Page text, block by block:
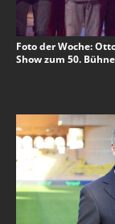
Foto der Woche:
Show zum 50.